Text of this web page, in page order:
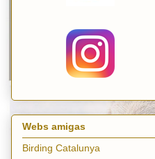
Webs amigas
Birding Catalunya